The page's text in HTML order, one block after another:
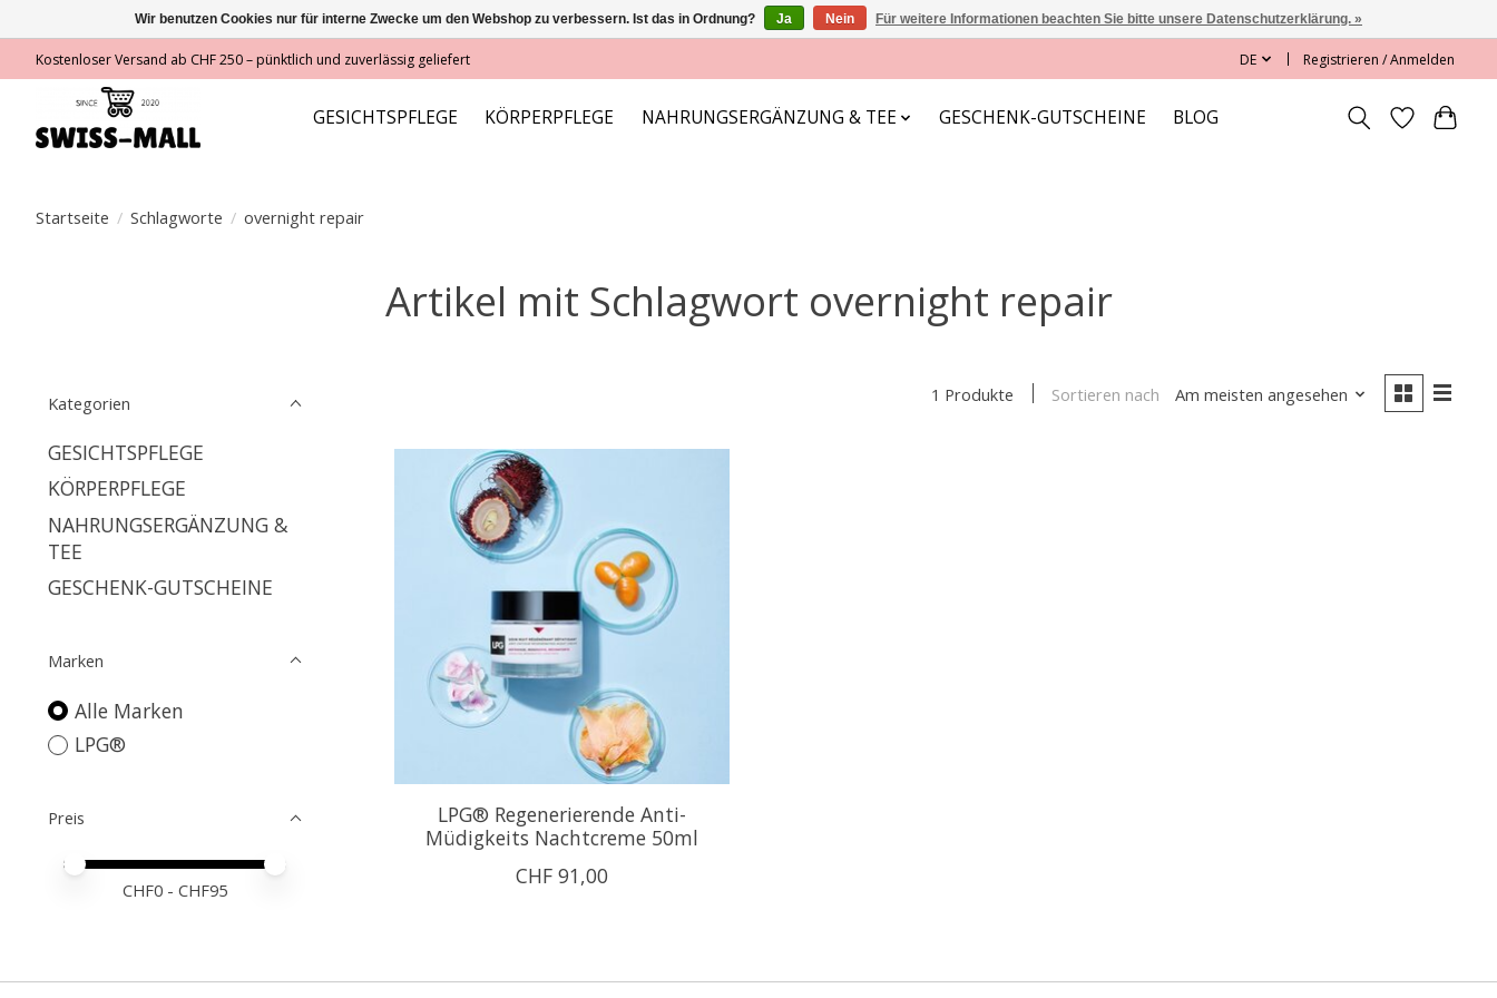
Kostenloser Versand ab CHF 250 – pünktlich und zuverlässig geliefert DE Registrieren / Anmelden
GESICHTSPFLEGE KÖRPERPFLEGE NAHRUNGSERGÄNZUNG & TEE GESCHENK-GUTSCHEINE BLOG
Startseite / Schlagworte / overnight repair
Artikel mit Schlagwort overnight repair
Kategorien
GESICHTSPFLEGE
KÖRPERPFLEGE
NAHRUNGSERGÄNZUNG &
TEE
GESCHENK-GUTSCHEINE
Marken
Alle Marken
LPG®
Preis
Preis – Mindestwert
Price maximum value
CHF0 - CHF95
1 Produkte Sortieren nach Am meisten angesehen
LPG® Regenerierende Anti-
Müdigkeits Nachtcreme 50ml
CHF 91,00
Wir benutzen Cookies nur für interne Zwecke um den Webshop zu verbessern. Ist das in Ordnung? Ja Nein Für weitere Informationen beachten Sie bitte unsere Datenschutzerklärung. »